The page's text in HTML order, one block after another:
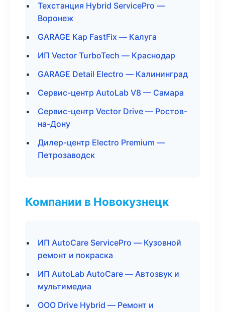
Техстанция Hybrid ServicePro —
Воронеж
GARAGE Кар FastFix — Калуга
ИП Vector TurboTech — Краснодар
GARAGE Detail Electro — Калининград
Сервис-центр AutoLab V8 — Самара
Сервис-центр Vector Drive — Ростов-
на-Дону
Дилер-центр Electro Premium —
Петрозаводск
Компании в Новокузнецк
ИП AutoCare ServicePro — Кузовной
ремонт и покраска
ИП AutoLab AutoCare — Автозвук и
мультимедиа
ООО Drive Hybrid — Ремонт и